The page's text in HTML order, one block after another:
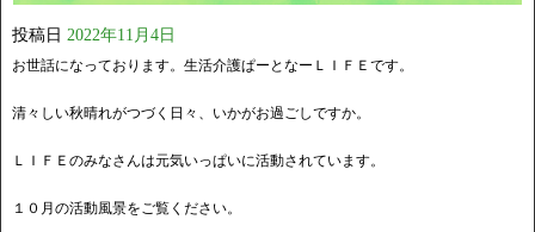
投稿日 2022年11月4日
お世話になっております。生活介護ぱーとなーＬＩＦＥです。
清々しい秋晴れがつづく日々、いかがお過ごしですか。
ＬＩＦＥのみなさんは元気いっぱいに活動されています。
１０月の活動風景をご覧ください。